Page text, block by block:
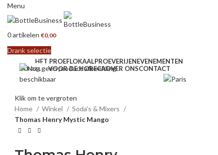
Menu
0artikelen €0,00
Drank selectie
HET PROEFLOKAALPROEVERIJENEVENEMENTEN
VOOR DE HORECAOVER ONSCONTACT
24 X 0.2 L
Klik om te vergroten
Home
Winkel
Soda's & Mixers
Thomas Henry Mystic Mango